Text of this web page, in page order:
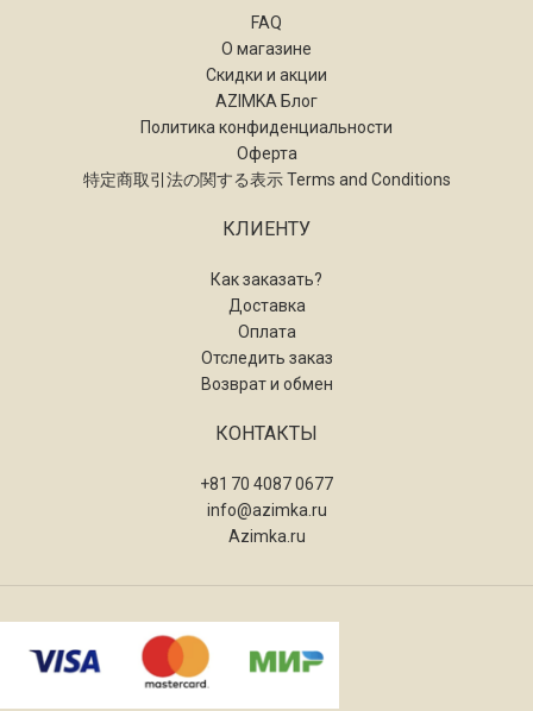
FAQ
О магазине
Скидки и акции
AZIMKA Блог
Политика конфиденциальности
Оферта
特定商取引法の関する表示 Terms and Conditions
КЛИЕНТУ
Как заказать?
Доставка
Оплата
Отследить заказ
Возврат и обмен
КОНТАКТЫ
+81 70 4087 0677
info@azimka.ru
Azimka.ru